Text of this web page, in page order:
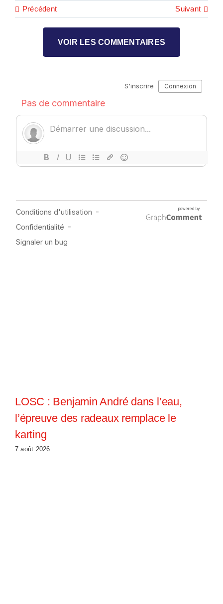
Précédent Suivant
VOIR LES COMMENTAIRES
LOSC : Benjamin André dans l’eau,
l’épreuve des radeaux remplace le
karting
7 août 2026